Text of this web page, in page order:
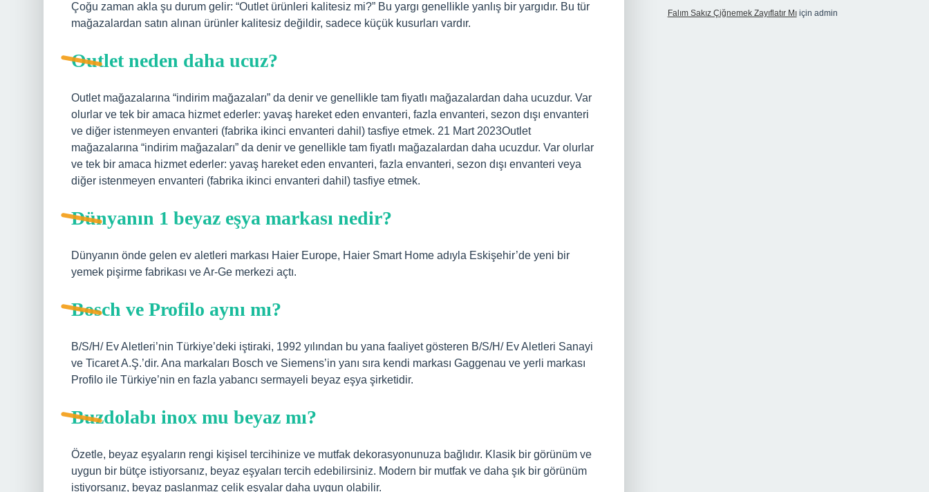
Çoğu zaman akla şu durum gelir: “Outlet ürünleri kalitesiz mi?” Bu yargı genellikle yanlış bir yargıdır. Bu tür
mağazalardan satın alınan ürünler kalitesiz değildir, sadece küçük kusurları vardır.
Outlet neden daha ucuz?
Outlet mağazalarına “indirim mağazaları” da denir ve genellikle tam fiyatlı mağazalardan daha ucuzdur. Var
olurlar ve tek bir amaca hizmet ederler: yavaş hareket eden envanteri, fazla envanteri, sezon dışı envanteri
ve diğer istenmeyen envanteri (fabrika ikinci envanteri dahil) tasfiye etmek. 21 Mart 2023Outlet
mağazalarına “indirim mağazaları” da denir ve genellikle tam fiyatlı mağazalardan daha ucuzdur. Var olurlar
ve tek bir amaca hizmet ederler: yavaş hareket eden envanteri, fazla envanteri, sezon dışı envanteri veya
diğer istenmeyen envanteri (fabrika ikinci envanteri dahil) tasfiye etmek.
Dünyanın 1 beyaz eşya markası nedir?
Dünyanın önde gelen ev aletleri markası Haier Europe, Haier Smart Home adıyla Eskişehir’de yeni bir
yemek pişirme fabrikası ve Ar-Ge merkezi açtı.
Bosch ve Profilo aynı mı?
B/S/H/ Ev Aletleri’nin Türkiye’deki iştiraki, 1992 yılından bu yana faaliyet gösteren B/S/H/ Ev Aletleri Sanayi
ve Ticaret A.Ş.’dir. Ana markaları Bosch ve Siemens’in yanı sıra kendi markası Gaggenau ve yerli markası
Profilo ile Türkiye’nin en fazla yabancı sermayeli beyaz eşya şirketidir.
Buzdolabı inox mu beyaz mı?
Özetle, beyaz eşyaların rengi kişisel tercihinize ve mutfak dekorasyonunuza bağlıdır. Klasik bir görünüm ve
uygun bir bütçe istiyorsanız, beyaz eşyaları tercih edebilirsiniz. Modern bir mutfak ve daha şık bir görünüm
istiyorsanız, beyaz paslanmaz çelik eşyalar daha uygun olabilir.
Falım Sakız Çiğnemek Zayıflatır Mıiçin admin